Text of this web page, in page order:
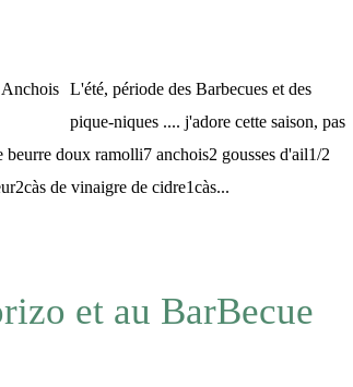
L'été, période des Barbecues et des
pique-niques .... j'adore cette saison, pas
doux ramolli7 anchois2 gousses d'ail1/2
de vinaigre de cidre1càs...
et au BarBecue